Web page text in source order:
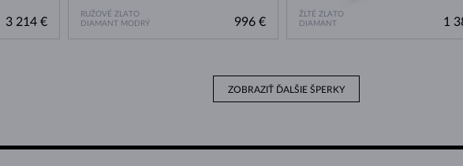
3 214 €
RUŽOVÉ ZLATO
DIAMANT MODRÝ
996 €
ŽLTÉ ZLATO
DIAMANT
1
ZOBRAZIŤ ĎALŠIE ŠPERKY